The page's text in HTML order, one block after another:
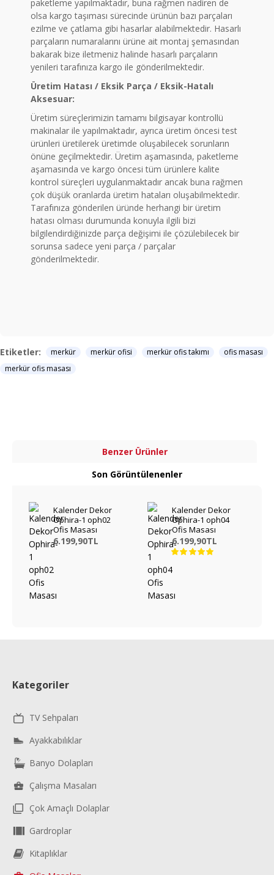
paketleme yapılmaktadır, buna rağmen nadiren de
olsa kargo taşıması sürecinde ürünün bazı parçaları
ezilme ve çatlama gibi hasarlar alabilmektedir. Hasarlı
parçaların numaralarını ürüne ait montaj şemasından
bakarak bize iletmeniz halinde hasarlı parçaların
yenileri tarafınıza kargo ile gönderilmektedir.
Üretim Hatası / Eksik Parça / Eksik-Hatalı
Aksesuar:
Üretim süreçlerimizin tamamı bilgisayar kontrollü
makinalar ile yapılmaktadır, ayrıca üretim öncesi test
ürünleri üretilerek üretimde oluşabilecek sorunların
önüne geçilmektedir. Üretim aşamasında, paketleme
aşamasında ve kargo öncesi tüm ürünlere kalite
kontrol süreçleri uygulanmaktadır ancak buna rağmen
çok düşük oranlarda üretim hataları oluşabilmektedir.
Tarafınıza gönderilen üründe herhangi bir üretim
hatası olması durumunda konuyla ilgili bizi
bilgilendirdiğinizde parça değişimi ile çözülebilecek bir
sorunsa sadece yeni parça / parçalar
gönderilmektedir.
Etiketler: merkür merkür ofisi merkür ofis takımı
ofis masası
merkür ofis masası
Benzer Ürünler
Son Görüntülenenler
Kalender Dekor
Ophira-1 oph02
Ofis Masası
6.199,90TL
Kalender Dekor
Ophira-1 oph04
Ofis Masası
6.199,90TL
Kategoriler
TV Sehpaları
Ayakkabılıklar
Banyo Dolapları
Çalışma Masaları
Çok Amaçlı Dolaplar
Gardroplar
Kitaplıklar